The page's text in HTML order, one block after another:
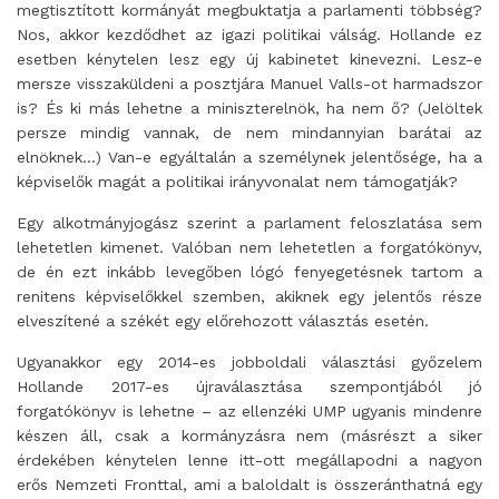
megtisztított kormányát megbuktatja a parlamenti többség?
Nos, akkor kezdődhet az igazi politikai válság. Hollande ez
esetben kénytelen lesz egy új kabinetet kinevezni. Lesz-e
mersze visszaküldeni a posztjára Manuel Valls-ot harmadszor
is? És ki más lehetne a miniszterelnök, ha nem ő? (Jelöltek
persze mindig vannak, de nem mindannyian barátai az
elnöknek…) Van-e egyáltalán a személynek jelentősége, ha a
képviselők magát a politikai irányvonalat nem támogatják?
Egy alkotmányjogász szerint a parlament feloszlatása sem
lehetetlen kimenet. Valóban nem lehetetlen a forgatókönyv,
de én ezt inkább levegőben lógó fenyegetésnek tartom a
renitens képviselőkkel szemben, akiknek egy jelentős része
elveszítené a székét egy előrehozott választás esetén.
Ugyanakkor egy 2014-es jobboldali választási győzelem
Hollande 2017-es újraválasztása szempontjából jó
forgatókönyv is lehetne – az ellenzéki UMP ugyanis mindenre
készen áll, csak a kormányzásra nem (másrészt a siker
érdekében kénytelen lenne itt-ott megállapodni a nagyon
erős Nemzeti Fronttal, ami a baloldalt is összeránthatná egy